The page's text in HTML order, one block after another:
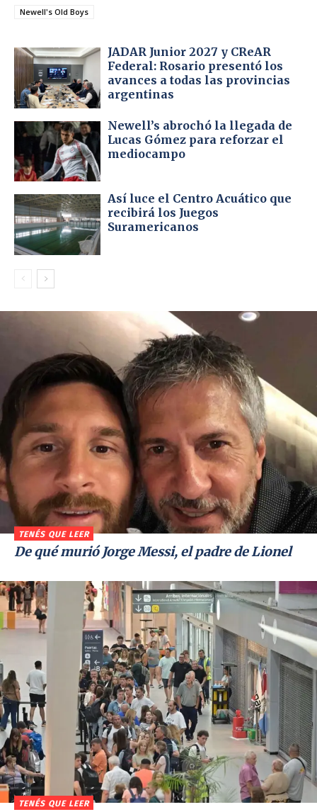
Newell's Old Boys
JADAR Junior 2027 y CReAR
Federal: Rosario presentó los
avances a todas las provincias
argentinas
Newell’s abrochó la llegada de
Lucas Gómez para reforzar el
mediocampo
Así luce el Centro Acuático que
recibirá los Juegos
Suramericanos
TENÉS QUE LEER
De qué murió Jorge Messi, el padre de Lionel
TENÉS QUE LEER